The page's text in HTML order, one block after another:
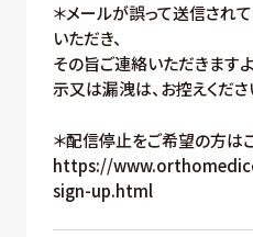
＊メールが誤って送信され
いただき、
その旨ご連絡いただきますよ
示又は漏洩は、お控えくださ
＊配信停止をご希望の方は
https://
sign-up.html